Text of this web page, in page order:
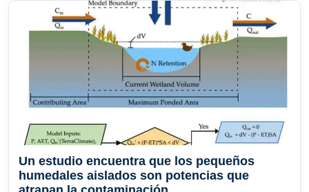
Un estudio encuentra que los pequeños
humedales aislados son potencias que